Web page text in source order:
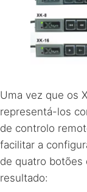
Uma vez que os
representá-los
de controlo
facilitar a
de quatro botões
resultado: